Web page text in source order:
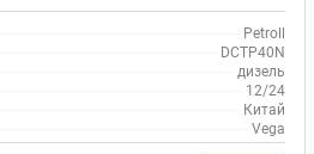
Petroll
DCTP40N
дизель
12/24
Китай
Vega